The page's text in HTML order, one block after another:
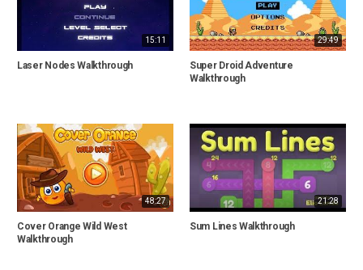
15:11
Laser Nodes Walkthrough
29:49
Super Droid Adventure
Walkthrough
48:27
Cover Orange Wild West
Walkthrough
21:28
Sum Lines Walkthrough